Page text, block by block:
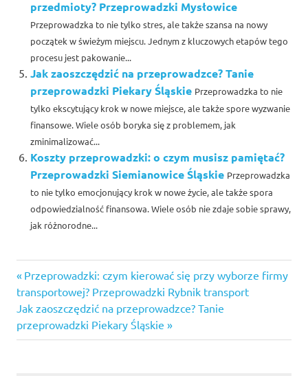
przedmioty? Przeprowadzki Mysłowice
Przeprowadzka to nie tylko stres, ale także szansa na nowy
początek w świeżym miejscu. Jednym z kluczowych etapów tego
procesu jest pakowanie...
Jak zaoszczędzić na przeprowadzce? Tanie
przeprowadzki Piekary Śląskie Przeprowadzka to nie
tylko ekscytujący krok w nowe miejsce, ale także spore wyzwanie
finansowe. Wiele osób boryka się z problemem, jak
zminimalizować...
Koszty przeprowadzki: o czym musisz pamiętać?
Przeprowadzki Siemianowice Śląskie Przeprowadzka
to nie tylko emocjonujący krok w nowe życie, ale także spora
odpowiedzialność finansowa. Wiele osób nie zdaje sobie sprawy,
jak różnorodne...
bytom
przeprowadzki
górnicza tanio
Nawigacja
wpisu
Previous
Post:
Przeprowadzki: czym kierować się przy wyborze firmy
transportowej? Przeprowadzki Rybnik transport
Next
Post:
Jak zaoszczędzić na przeprowadzce? Tanie
przeprowadzki Piekary Śląskie